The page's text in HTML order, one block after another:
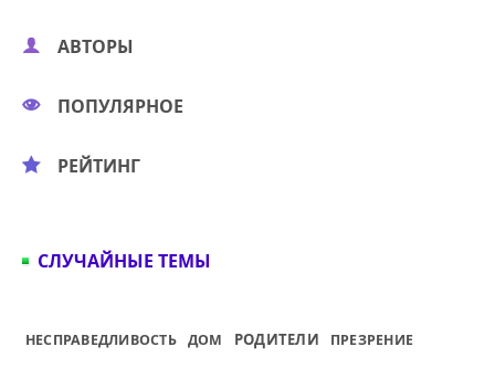
АВТОРЫ
ПОПУЛЯРНОЕ
РЕЙТИНГ
СЛУЧАЙНЫЕ ТЕМЫ
НЕСПРАВЕДЛИВОСТЬ ДОМ РОДИТЕЛИ ПРЕЗРЕНИЕ